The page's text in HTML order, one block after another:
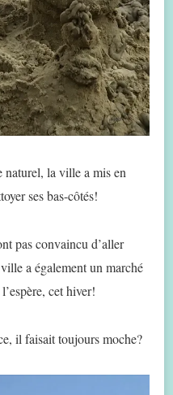
naturel, la ville a mis en
ses bas-côtés!
pas convaincu d’aller
a également un marché
cet hiver!
il faisait toujours moche?